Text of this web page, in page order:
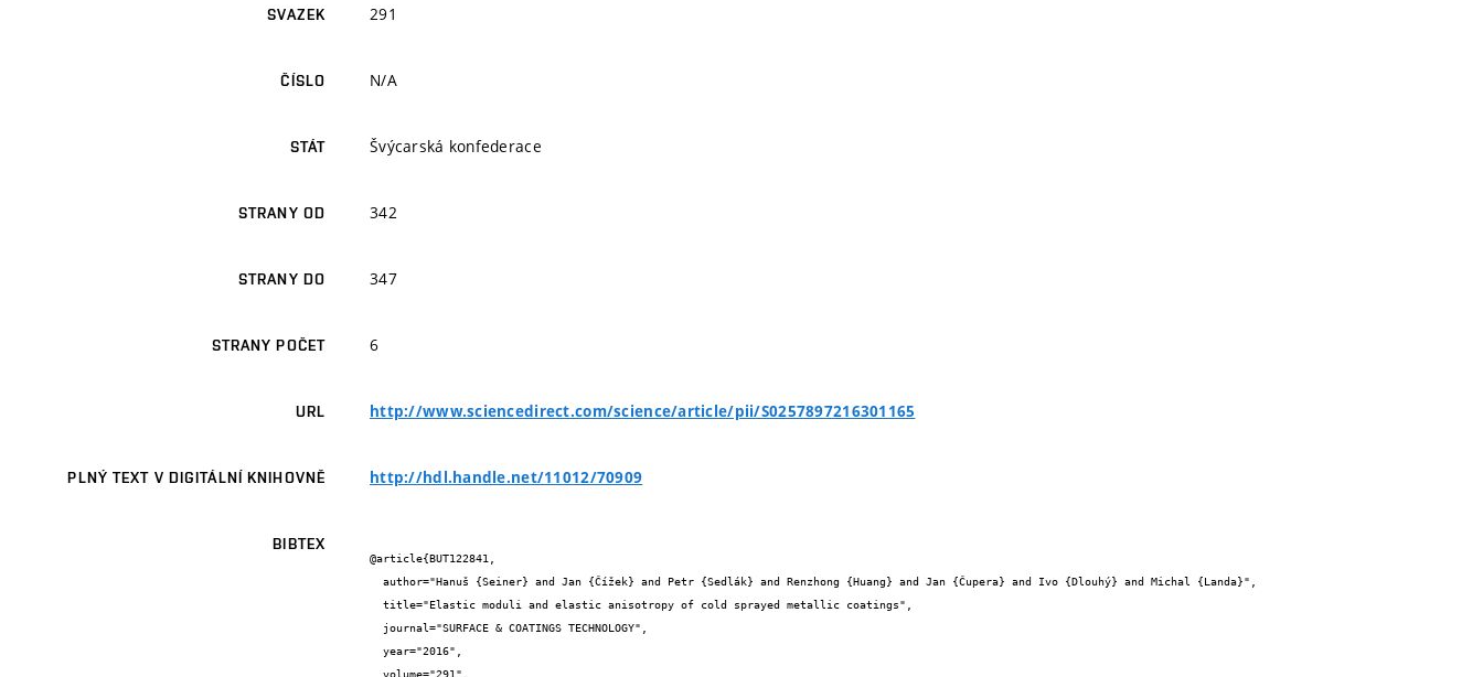
SVAZEK 291
ČÍSLO N/A
STÁT Švýcarská konfederace
STRANY OD 342
STRANY DO 347
STRANY POČET 6
URL http://www.sciencedirect.com/science/article/pii/S0257897216301165
PLNÝ TEXT V DIGITÁLNÍ KNIHOVNĚ http://hdl.handle.net/11012/70909
BIBTEX
@article{BUT122841,